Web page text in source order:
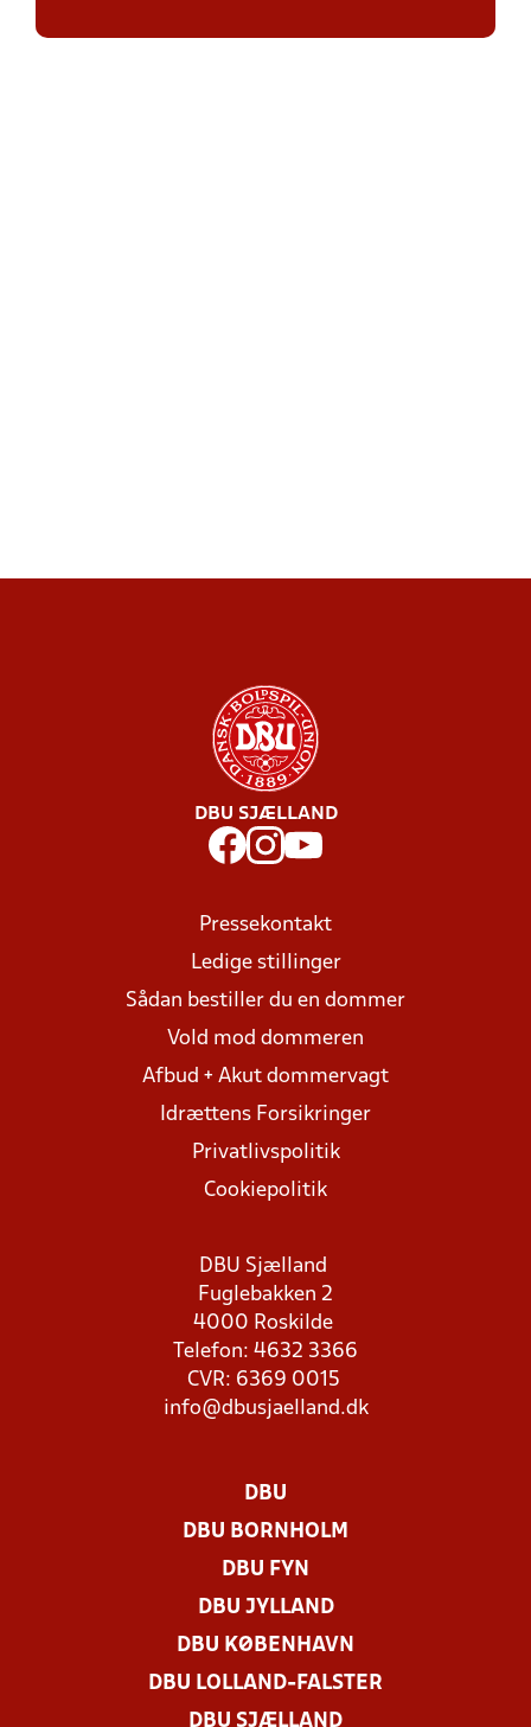
DBU SJÆLLAND
Pressekontakt
Ledige stillinger
Sådan bestiller du en dommer
Vold mod dommeren
Afbud + Akut dommervagt
Idrættens Forsikringer
Privatlivspolitik
Cookiepolitik
DBU Sjælland
Fuglebakken 2
4000 Roskilde
Telefon: 4632 3366
CVR: 6369 0015
info@dbusjaelland.dk
DBU
DBU BORNHOLM
DBU FYN
DBU JYLLAND
DBU KØBENHAVN
DBU LOLLAND-FALSTER
DBU SJÆLLAND